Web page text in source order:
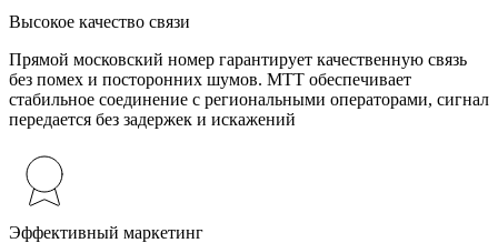
Высокое качество связи
Прямой московский номер гарантирует качественную связь
без помех и посторонних шумов. МТТ обеспечивает
стабильное соединение с региональными операторами, сигнал
передается без задержек и искажений
Эффективный маркетинг